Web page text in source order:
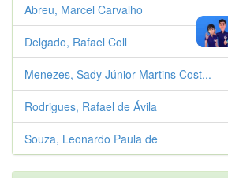
Abreu, Marcel Carvalho
Delgado, Rafael Coll
Menezes, Sady Júnior Martins Cost...
Rodrigues, Rafael de Ávila
Souza, Leonardo Paula de